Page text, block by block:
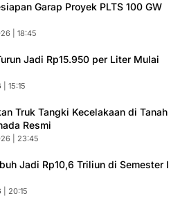
Garap Proyek PLTS 100 GW
| 18:45
Jadi Rp15.950 per Liter Mulai
15:15
Truk Tangki Kecelakaan di Tanah
Resmi
| 23:45
Jadi Rp10,6 Triliun di Semester I
| 20:15